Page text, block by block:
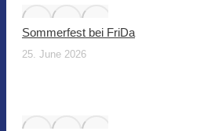
Sommerfest bei FriDa
25. June 2026